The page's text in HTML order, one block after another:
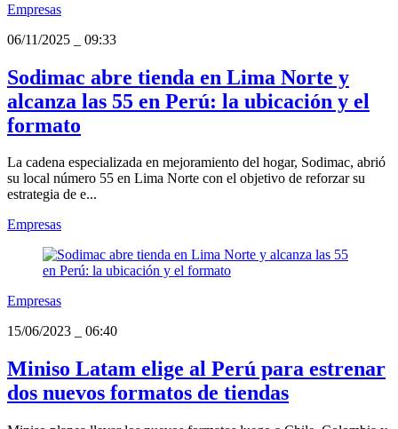
Empresas
06/11/2025
09:33
Sodimac abre tienda en Lima Norte y
alcanza las 55 en Perú: la ubicación y el
formato
La cadena especializada en mejoramiento del hogar, Sodimac, abrió
su local número 55 en Lima Norte con el objetivo de reforzar su
estrategia de e...
Empresas
Empresas
15/06/2023
06:40
Miniso Latam elige al Perú para estrenar
dos nuevos formatos de tiendas